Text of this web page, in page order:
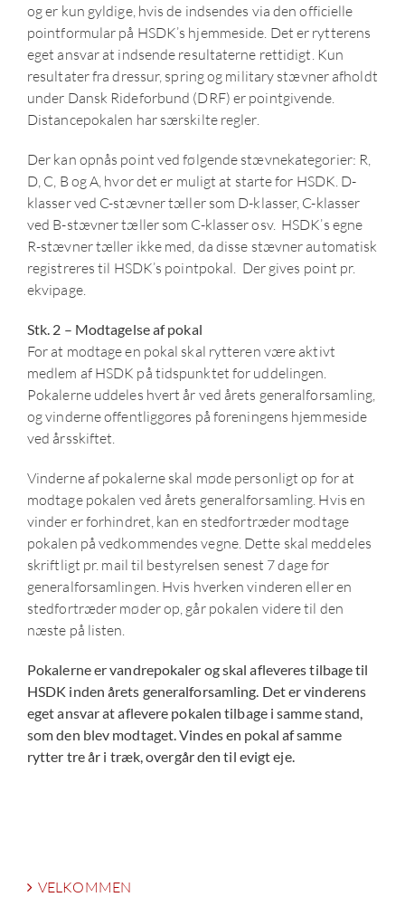
og er kun gyldige, hvis de indsendes via den officielle
pointformular på HSDK’s hjemmeside. Det er rytterens
eget ansvar at indsende resultaterne rettidigt. Kun
resultater fra dressur, spring og military stævner afholdt
under Dansk Rideforbund (DRF) er pointgivende.
Distancepokalen har særskilte regler.
Der kan opnås point ved følgende stævnekategorier: R,
D, C, B og A, hvor det er muligt at starte for HSDK. D-
klasser ved C-stævner tæller som D-klasser, C-klasser
ved B-stævner tæller som C-klasser osv. HSDK’s egne
R-stævner tæller ikke med, da disse stævner automatisk
registreres til HSDK’s pointpokal. Der gives point pr.
ekvipage.
Stk. 2 – Modtagelse af pokal
For at modtage en pokal skal rytteren være aktivt
medlem af HSDK på tidspunktet for uddelingen.
Pokalerne uddeles hvert år ved årets generalforsamling,
og vinderne offentliggøres på foreningens hjemmeside
ved årsskiftet.
Vinderne af pokalerne skal møde personligt op for at
modtage pokalen ved årets generalforsamling. Hvis en
vinder er forhindret, kan en stedfortræder modtage
pokalen på vedkommendes vegne. Dette skal meddeles
skriftligt pr. mail til bestyrelsen senest 7 dage før
generalforsamlingen. Hvis hverken vinderen eller en
stedfortræder møder op, går pokalen videre til den
næste på listen.
Pokalerne er vandrepokaler og skal afleveres tilbage til
HSDK inden årets generalforsamling. Det er vinderens
eget ansvar at aflevere pokalen tilbage i samme stand,
som den blev modtaget. Vindes en pokal af samme
rytter tre år i træk, overgår den til evigt eje.
VELKOMMEN